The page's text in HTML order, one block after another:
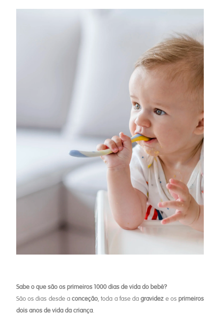
Sabe o que são os primeiros 1000 dias de vida do bebé?
São os dias desde aconceção, toda a fase dagravidez e osprimeiros
dois anos de vida da criança.